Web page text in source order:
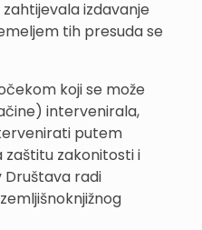
izdavanje
tih presuda se
koji se može
intervenirala,
putem
zaštitu zakonitosti i
Društava radi